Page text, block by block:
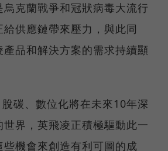
克蘭戰爭和冠狀病毒大流行
供應鏈帶來壓力，與此同
品和解決方案的需求持續顯
碳、數位化將在未來10年深
界，英飛凌正積極驅動此一
機會來創造有利可圖的成